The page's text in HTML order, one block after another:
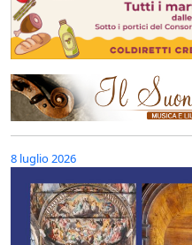
8 luglio 2026